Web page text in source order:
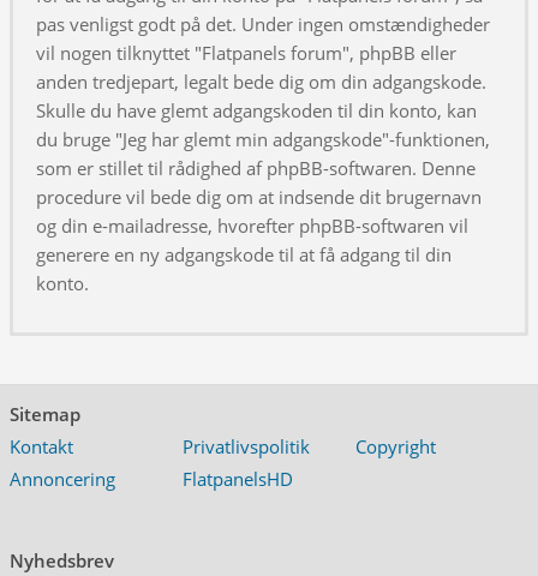
pas venligst godt på det. Under ingen omstændigheder
vil nogen tilknyttet "Flatpanels forum", phpBB eller
anden tredjepart, legalt bede dig om din adgangskode.
Skulle du have glemt adgangskoden til din konto, kan
du bruge "Jeg har glemt min adgangskode"-funktionen,
som er stillet til rådighed af phpBB-softwaren. Denne
procedure vil bede dig om at indsende dit brugernavn
og din e-mailadresse, hvorefter phpBB-softwaren vil
generere en ny adgangskode til at få adgang til din
konto.
Sitemap
Kontakt
Privatlivspolitik
Copyright
Annoncering
FlatpanelsHD
Nyhedsbrev